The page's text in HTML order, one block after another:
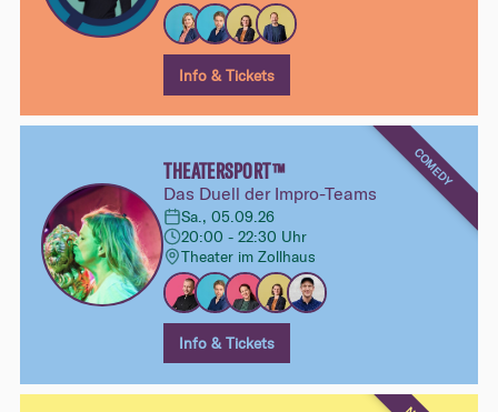
Info & Tickets
COMEDY
THEATERSPORT™
Das Duell der Impro-Teams
Sa., 05.09.26
20:00 - 22:30 Uhr
Theater im Zollhaus
Info & Tickets